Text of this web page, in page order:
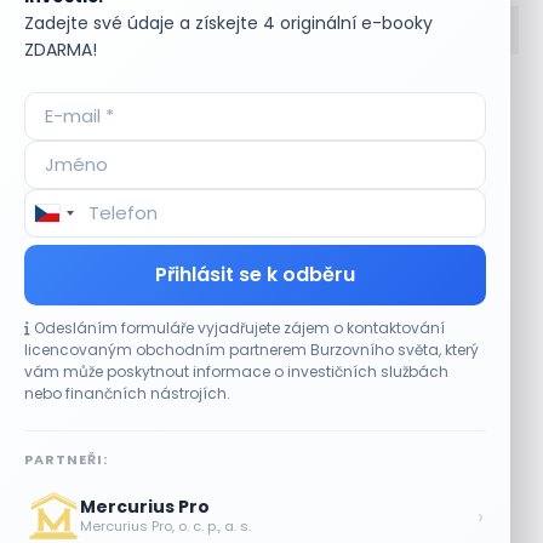
Zadejte své údaje a získejte 4 originální e-booky
ZDARMA!
Přihlásit se k odběru
Odesláním formuláře vyjadřujete zájem o kontaktování
licencovaným obchodním partnerem Burzovního světa, který
vám může poskytnout informace o investičních službách
nebo finančních nástrojích.
PARTNEŘI:
Mercurius Pro
Mercurius Pro, o. c. p., a. s. ›
Accumulate
ADR (Americké
depozitní certifikáty)
Advokátní úschova
Akcie
Akcie kmenová
Akcie na doručitele
Akcie prioritní
Akciové riziko (Risk On
Shares)
Akciové trhy
Akontace
(AUV)
Alokace
Alokace (IPO)
Komoditní trhy
Kontinuální režim
Korporátní dluhopisy
Kotovaná měna
Krátká pozice
Krátká pozice (short
selling)
Krátký klient
Křížový kurz
Kurz cenného papíru